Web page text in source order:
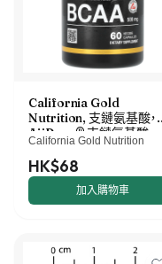
California Gold
Nutrition, 支鏈氨基酸，
AjiPure® 支鏈氨基酸
2:1:1，含 L-亮氨酸、L-異亮
氨酸和 L-纈氨酸，500 毫
克，60 粒素食膠囊
California Gold Nutrition
HK$68
加入購物車